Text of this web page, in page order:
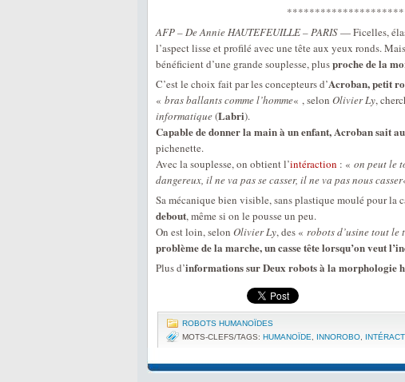
AFP – De Annie HAUTEFEUILLE – PARIS— Ficelles,
l’aspect lisse et profilé avec une tête aux yeux ronds.
bénéficient d’une grande souplesse, plusproche de la
C’est le choix fait par les concepteurs d’Acroban, petit
« bras ballants comme l’homme« , selon Olivier Ly,
informatique(Labri).
Capable de donner la main à un enfant, Acroban sait
pichenette.
Avec la souplesse, on obtient l’intéraction : « on peut le
dangereux, il ne va pas se casser, il ne va pas nous casser
Sa mécanique bien visible, sans plastique moulé pour la
debout, même si on le pousse un peu.
On est loin, selon Olivier Ly, des « robots d’usine tout le
problème de la marche, un casse tête lorsqu’on veut
Plus d’informations sur Deux robots à la morphologie
ROBOTS HUMANOÏDES
MOTS-CLEFS/TAGS: HUMANOÏDE INNOROBO